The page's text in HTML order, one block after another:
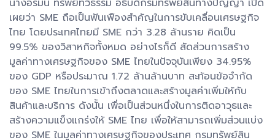
นางอรมน ทรัพย์ทวีธรรม อธิบดีกรมทรัพย์สินทางปัญญา เปิด
เผยว่า SME ถือเป็นฟันเฟืองสำคัญในการขับเคลื่อนเศรษฐกิจ
ไทย โดยประเทศไทยมี SME กว่า 3.28 ล้านราย คิดเป็น
99.5% ของวิสาหกิจทั้งหมด อย่างไรก็ดี สัดส่วนการสร้าง
มูลค่าทางเศรษฐกิจของ SME ไทยในปัจจุบันเพียง 34.95%
ของ GDP หรือประมาณ 1.72 ล้านล้านบาท สะท้อนข้อจำกัด
ของ SME ไทยในการเข้าถึงตลาดและสร้างมูลค่าเพิ่มให้กับ
สินค้าและบริการ ดังนั้น เพื่อเป็นส่วนหนึ่งในการติดอาวุธและ
สร้างความแข็งแกร่งให้ SME ไทย เพื่อให้สามารถเพิ่มส่วนแบ่ง
ของ SME ในมูลค่าทางเศรษฐกิจของประเทศ กรมทรัพย์สิน